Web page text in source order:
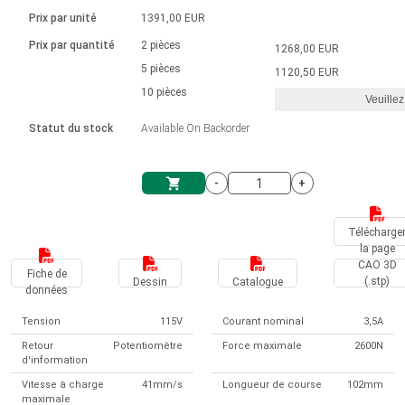
Système d'unité
Solénoïdes
Ø 28-42| 1-1400 rpm | <= 290Ncm
Contrôleur de moteur CC sans
Pilotes de moteurs à courant
continu à balais série DPWM
Pilotes de moteur pas à pas
Synchrone-Asynchrone | pour 1-4 actionneurs
Boîtes de contrôle
Synchrone-Asynchrone | pour 1-4 actionneurs
Français (EUR)
Norsk (NOK)
Suomi (EUR)
Svenska (SEK)
Prix par unité
Prix par quantité
Statut du stock
1391,00 EUR
2 pièces
5 pièces
10 pièces
Available On Backorder
1268,00 EUR
1120,50 EUR
- +
Télécharger
la page
Fiche de
données
Dessin Catalogue
CAO 3D
(.stp)
Tension 115V Courant nominal 3,5A
Retour
d'information
Potentiomètre Force maximale 2600N
Vitesse à charge
maximale
41mm/s Longueur de course 102mm